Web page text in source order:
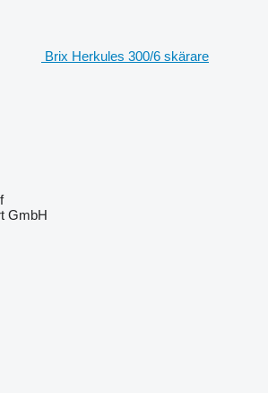
Brix Herkules 300/6 skärare
GmbH